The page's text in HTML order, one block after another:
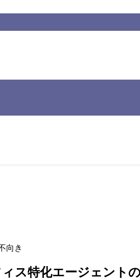
次情報をもとに整理する転職総合メディアです
向き
ス特化エージェント